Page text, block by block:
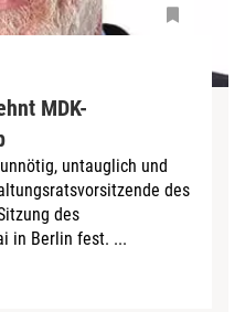
MDK-
untauglich und
des
des
in Berlin fest. ...